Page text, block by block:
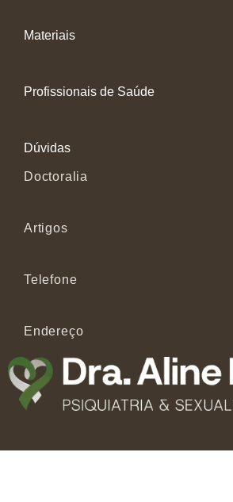
Materiais
Profissionais de Saúde
Dúvidas
Doctoralia
Artigos
Telefone
Endereço